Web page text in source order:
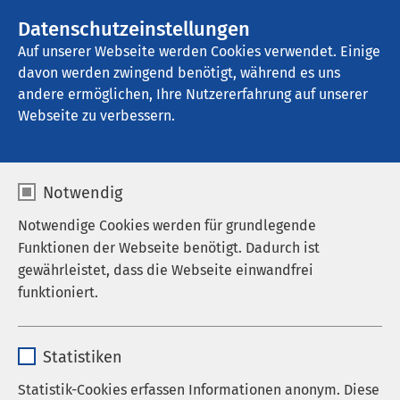
Datenschutzeinstellungen
Auf unserer Webseite werden Cookies verwendet. Einige
davon werden zwingend benötigt, während es uns
andere ermöglichen, Ihre Nutzererfahrung auf unserer
Webseite zu verbessern.
Notwendig
Notwendige Cookies werden für grundlegende
Funktionen der Webseite benötigt. Dadurch ist
gewährleistet, dass die Webseite einwandfrei
funktioniert.
Anbieter sgalinski
Statistiken
Statistik-Cookies erfassen Informationen anonym. Diese
AMEOS Klinikum Eutin
Kinder- und
Jugendmedizin